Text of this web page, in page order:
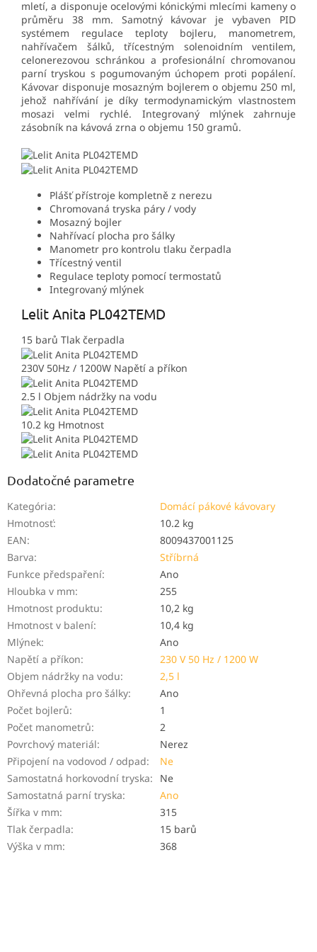
mletí, a disponuje ocelovými kónickými mlecími kameny o
průměru 38 mm. Samotný kávovar je vybaven PID
systémem regulace teploty bojleru, manometrem,
nahřívačem šálků, třícestným solenoidním ventilem,
celonerezovou schránkou a profesionální chromovanou
parní tryskou s pogumovaným úchopem proti popálení.
Kávovar disponuje mosazným bojlerem o objemu 250 ml,
jehož nahřívání je díky termodynamickým vlastnostem
mosazi velmi rychlé. Integrovaný mlýnek zahrnuje
zásobník na kávová zrna o objemu 150 gramů.
Plášť přístroje kompletně z nerezu
Chromovaná tryska páry / vody
Mosazný bojler
Nahřívací plocha pro šálky
Manometr pro kontrolu tlaku čerpadla
Třícestný ventil
Regulace teploty pomocí termostatů
Integrovaný mlýnek
Lelit Anita PL042TEMD
15 barů Tlak čerpadla
230V 50Hz / 1200W Napětí a příkon
2.5 l Objem nádržky na vodu
10.2 kg Hmotnost
Dodatočné parametre
Kategória:
Domácí pákové kávovary
Hmotnosť:
10.2 kg
EAN:
8009437001125
Barva:
Stříbrná
Funkce předspaření:
Ano
Hloubka v mm:
255
Hmotnost produktu:
10,2 kg
Hmotnost v balení:
10,4 kg
Mlýnek:
Ano
Napětí a příkon:
230 V 50 Hz / 1200 W
Objem nádržky na vodu:
2,5 l
Ohřevná plocha pro šálky:
Ano
Počet bojlerů:
1
Počet manometrů:
2
Povrchový materiál:
Nerez
Připojení na vodovod / odpad:
Ne
Samostatná horkovodní tryska:
Ne
Samostatná parní tryska:
Ano
Šířka v mm:
315
Tlak čerpadla:
15 barů
Výška v mm: 368